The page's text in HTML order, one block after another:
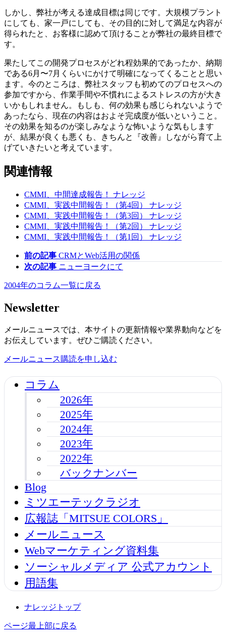
しかし、弊社が考える達成目標は同じです。大規模プラント
にしても、家一戸にしても、その目的に対して満足な内容が
得られたと、お客様に認めて頂けることが弊社の最終目標で
す。
果たしてこの開発プロセスがどれ程効果的であったか、納期
である6月〜7月くらいにかけて明確になってくることと思い
ます。今のところは、弊社スタッフも初めてのプロセスへの
参加ですから、作業手間や不慣れによるストレスの方が大き
いかもしれません。もしも、何の効果も感じられないようで
あったなら、現在の内容はおよそ完成度が低いということ。
その効果を知るのが楽しみなような怖いような気もします
が、結果が良くも悪くも、きちんと『改善』しながら育て上
げていきたいと考えています。
関連情報
CMMI、中間達成報告！ ナレッジ
CMMI、実践中間報告！（第4回） ナレッジ
CMMI、実践中間報告！（第3回） ナレッジ
CMMI、実践中間報告！（第2回） ナレッジ
CMMI、実践中間報告！（第1回） ナレッジ
前の記事 CRMとWeb活用の関係
次の記事 ニューヨークにて
2004年のコラム一覧に戻る
Newsletter
メールニュースでは、本サイトの更新情報や業界動向などを
お伝えしています。ぜひご購読ください。
メールニュース購読を申し込む
コラム
2026年
2025年
2024年
2023年
2022年
バックナンバー
Blog
ミツエーテックラジオ
広報誌「MITSUE COLORS」
メールニュース
Webマーケティング資料集
ソーシャルメディア 公式アカウント
用語集
ナレッジトップ
ページ最上部に戻る